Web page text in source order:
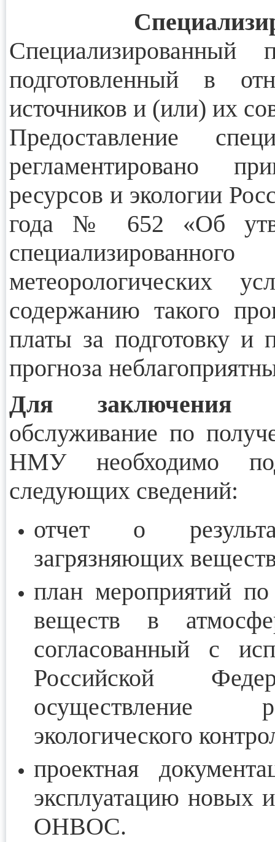
подготовленный в
источников и (или) их
Предоставление
регламентировано
ресурсов и экологии
года № 652 «Об
метеорологических
содержанию такого
платы за подготовку и
прогноза
Для заключения
обслуживание по
НМУ необходимо
следующих сведений:
отчет о
загрязняющих
план мероприятий
веществ в
согласованный с
Российской
осуществление
экологического
проектная
эксплуатацию новых
ОНВОС.